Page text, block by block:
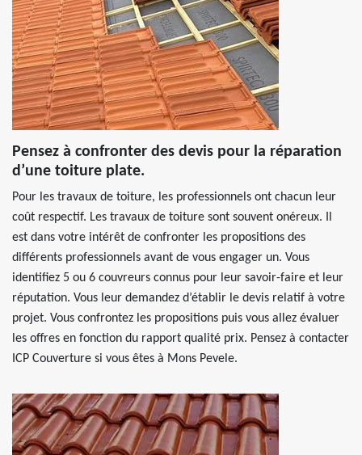
Pensez à confronter des devis pour la réparation
d’une toiture plate.
Pour les travaux de toiture, les professionnels ont chacun leur
coût respectif. Les travaux de toiture sont souvent onéreux. Il
est dans votre intérêt de confronter les propositions des
différents professionnels avant de vous engager un. Vous
identifiez 5 ou 6 couvreurs connus pour leur savoir-faire et leur
réputation. Vous leur demandez d’établir le devis relatif à votre
projet. Vous confrontez les propositions puis vous allez évaluer
les offres en fonction du rapport qualité prix. Pensez à contacter
ICP Couverture si vous êtes à Mons Pevele.